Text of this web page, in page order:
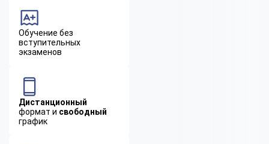
Обучение без
вступительных
экзаменов
Дистанционный
формат и свободный
график